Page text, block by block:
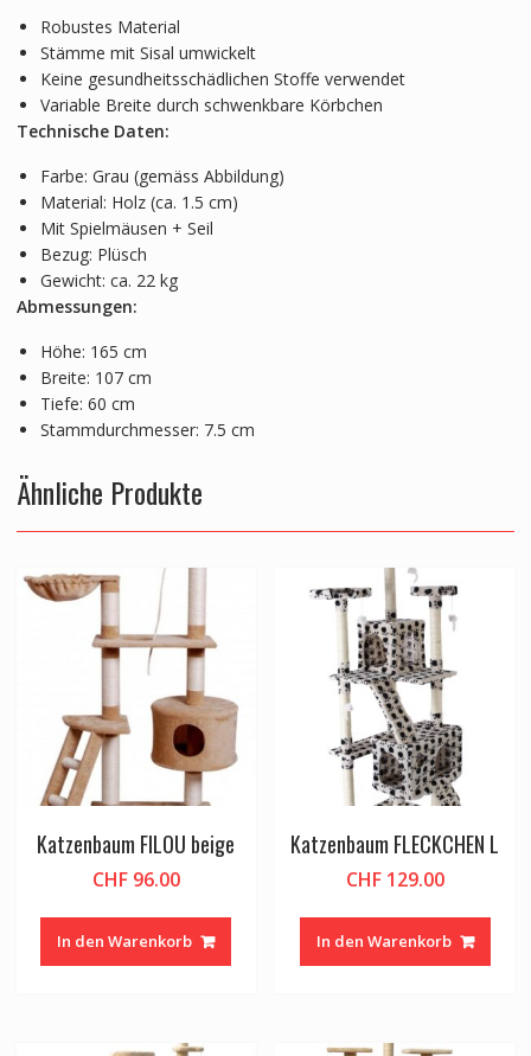
Robustes Material
Stämme mit Sisal umwickelt
Keine gesundheitsschädlichen Stoffe verwendet
Variable Breite durch schwenkbare Körbchen
Technische Daten:
Farbe: Grau (gemäss Abbildung)
Material: Holz (ca. 1.5 cm)
Mit Spielmäusen + Seil
Bezug: Plüsch
Gewicht: ca. 22 kg
Abmessungen:
Höhe: 165 cm
Breite: 107 cm
Tiefe: 60 cm
Stammdurchmesser: 7.5 cm
Ähnliche Produkte
Katzenbaum FILOU beige
CHF96.00
In den Warenkorb
Katzenbaum FLECKCHEN L
CHF129.00
In den Warenkorb